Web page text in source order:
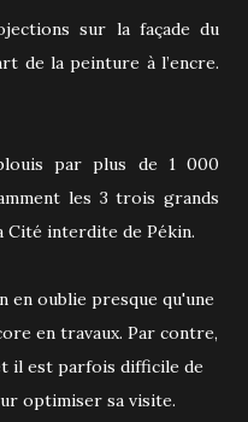
sur la façade du
de la peinture à l’encre.
par plus de 1 000
les 3 trois grands
Cité interdite de Pékin.
en travaux. Par contre,
il est parfois difficile de
optimiser sa visite.